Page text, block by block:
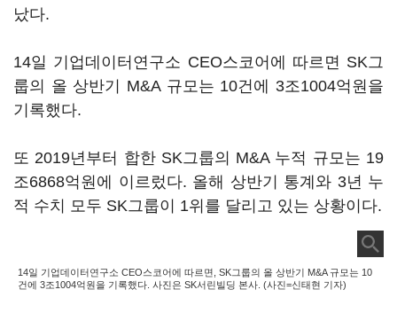
났다.
14일 기업데이터연구소 CEO스코어에 따르면 SK그
룹의 올 상반기 M&A 규모는 10건에 3조1004억원을
기록했다.
또 2019년부터 합한 SK그룹의 M&A 누적 규모는 19
조6868억원에 이르렀다. 올해 상반기 통계와 3년 누
적 수치 모두 SK그룹이 1위를 달리고 있는 상황이다.
14일 기업데이터연구소 CEO스코어에 따르면, SK그룹의 올 상반기 M&A 규모는 10
건에 3조1004억원을 기록했다. 사진은 SK서린빌딩 본사. (사진=신태현 기자)